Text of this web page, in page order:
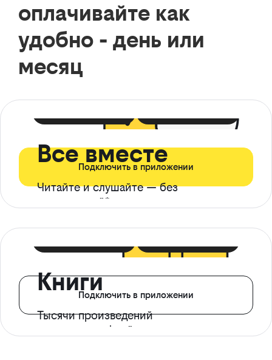
оплачивайте как
удобно - день или
месяц
Все вместе
Читайте и слушайте — без
ограничений*
Подключить в приложении
Книги
Тысячи произведений
с доступом офлайн
Подключить в приложении